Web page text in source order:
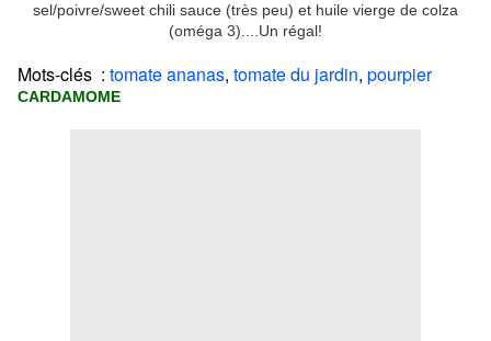
sel/poivre/sweet chili sauce (très peu) et huile vierge de colza
(oméga 3)....Un régal!
Mots-clés : tomate ananas, tomate du jardin, pourpier
CARDAMOME